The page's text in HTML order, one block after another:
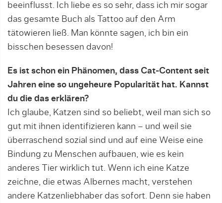
beeinflusst. Ich liebe es so sehr, dass ich mir sogar
das gesamte Buch als Tattoo auf den Arm
tätowieren ließ. Man könnte sagen, ich bin ein
bisschen besessen davon!
Es ist schon ein Phänomen, dass Cat-Content seit
Jahren eine so ungeheure Popularität hat. Kannst
du die das erklären?
Ich glaube, Katzen sind so beliebt, weil man sich so
gut mit ihnen identifizieren kann – und weil sie
überraschend sozial sind und auf eine Weise eine
Bindung zu Menschen aufbauen, wie es kein
anderes Tier wirklich tut. Wenn ich eine Katze
zeichne, die etwas Albernes macht, verstehen
andere Katzenliebhaber das sofort. Denn sie haben